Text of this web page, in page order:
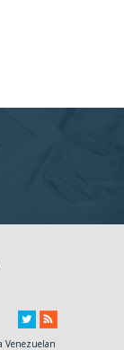
Venezuelan